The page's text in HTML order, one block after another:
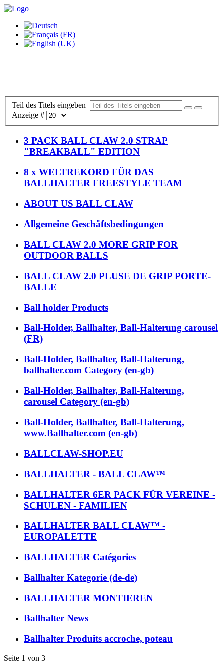
Teil des Titels eingeben
Anzeige #
3 PACK BALL CLAW 2.0 STRAP
"BREAKBALL" EDITION
8 x WELTREKORD FÜR DAS
BALLHALTER FREESTYLE TEAM
ABOUT US BALL CLAW
Allgemeine Geschäftsbedingungen
BALL CLAW 2.0 MORE GRIP FOR
OUTDOOR BALLS
BALL CLAW 2.0 PLUSE DE GRIP PORTE-
BALLE
Ball holder Products
Ball-Holder, Ballhalter, Ball-Halterung carousel
(FR)
Ball-Holder, Ballhalter, Ball-Halterung,
ballhalter.com Category (en-gb)
Ball-Holder, Ballhalter, Ball-Halterung,
carousel Category (en-gb)
Ball-Holder, Ballhalter, Ball-Halterung,
www.Ballhalter.com (en-gb)
BALLCLAW-SHOP.EU
BALLHALTER - BALL CLAW™
BALLHALTER 6ER PACK FÜR VEREINE -
SCHULEN - FAMILIEN
BALLHALTER BALL CLAW™ -
EUROPALETTE
BALLHALTER Catégories
Ballhalter Kategorie (de-de)
BALLHALTER MONTIEREN
Ballhalter News
Ballhalter Produits accroche, poteau
Seite 1 von 3